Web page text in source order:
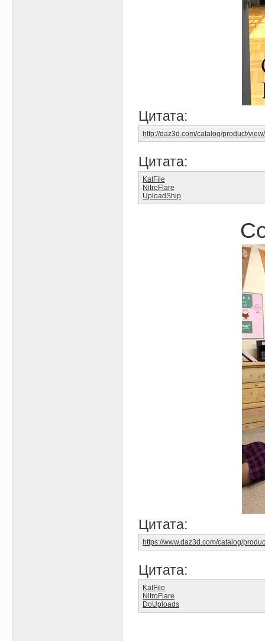
Цитата:
http://daz3d.com/catalog/product/
Цитата:
KatFile
NitroFlare
UploadShip
Цитата:
https://www.daz3d.com/catalog/
Цитата:
KatFile
NitroFlare
DoUploads